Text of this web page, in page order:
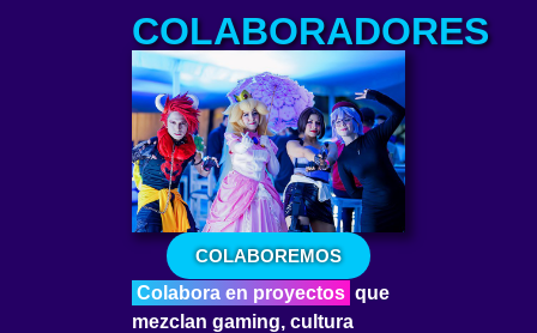
COLABORADORES
COLABOREMOS
Colabora en proyectos que
mezclan gaming, cultura